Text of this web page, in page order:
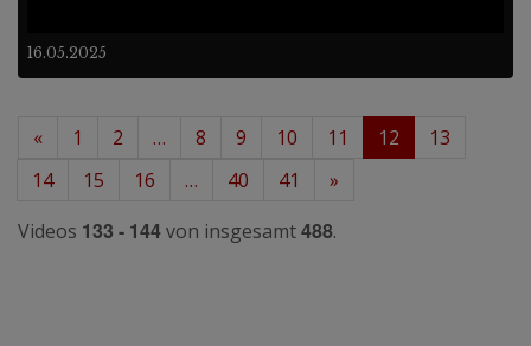
16.05.2025
« 1 2 … 8 9 10 11 12
13
14
15 16 … 40 41
»
Videos 133 - 144von insgesamt488.